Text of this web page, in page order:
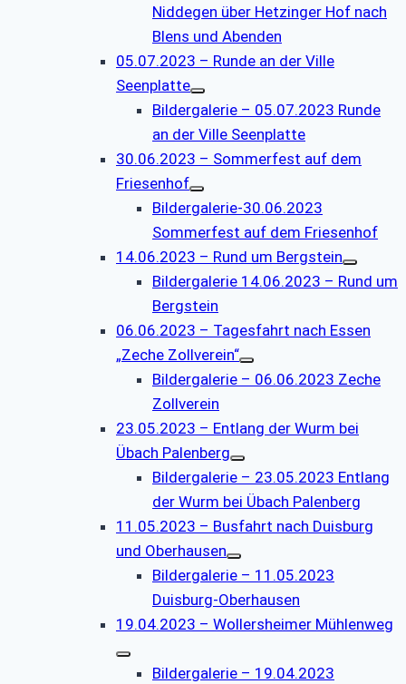
Niddegen über Hetzinger Hof nach
Blens und Abenden
05.07.2023 – Runde an der Ville
Seenplatte
Bildergalerie – 05.07.2023 Runde
an der Ville Seenplatte
30.06.2023 – Sommerfest auf dem
Friesenhof
Bildergalerie-30.06.2023
Sommerfest auf dem Friesenhof
14.06.2023 – Rund um Bergstein
Bildergalerie 14.06.2023 – Rund um
Bergstein
06.06.2023 – Tagesfahrt nach Essen
„Zeche Zollverein“
Bildergalerie – 06.06.2023 Zeche
Zollverein
23.05.2023 – Entlang der Wurm bei
Übach Palenberg
Bildergalerie – 23.05.2023 Entlang
der Wurm bei Übach Palenberg
11.05.2023 – Busfahrt nach Duisburg
und Oberhausen
Bildergalerie – 11.05.2023
Duisburg-Oberhausen
19.04.2023 – Wollersheimer Mühlenweg
Bildergalerie – 19.04.2023